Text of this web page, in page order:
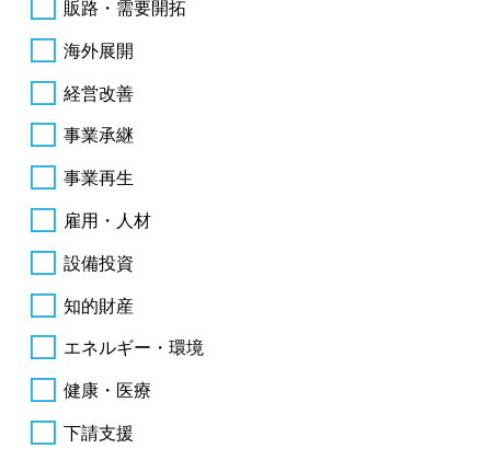
販路・需要開拓
海外展開
経営改善
事業承継
事業再生
雇用・人材
設備投資
知的財産
エネルギー・環境
健康・医療
下請支援